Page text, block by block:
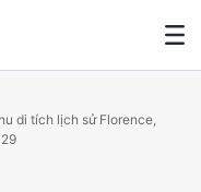
di tích lịch sử Florence,